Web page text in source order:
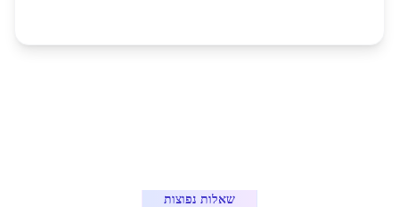
שאלות נפוצות